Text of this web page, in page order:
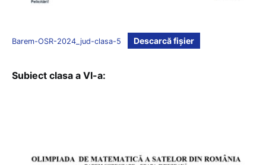
Barem-OSR-2024_jud-clasa-5 Descarcă fișier
Subiect clasa a VI-a: